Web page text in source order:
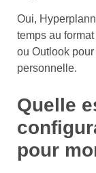
Oui,
temps au
ou Outlook
personnelle.
Quelle
pour